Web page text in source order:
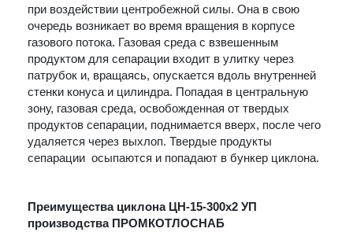
при воздействии центробежной силы. Она в свою
очередь возникает во время вращения в корпусе
газового потока. Газовая среда с взвешенным
продуктом для сепарации входит в улитку через
патрубок и, вращаясь, опускается вдоль внутренней
стенки конуса и цилиндра. Попадая в центральную
зону, газовая среда, освобожденная от твердых
продуктов сепарации, поднимается вверх, после чего
удаляется через выхлоп. Твердые продукты
сепарации осыпаются и попадают в бункер циклона.
Преимущества циклона ЦН-15-300х2 УП
производства ПРОМКОТЛОСНАБ